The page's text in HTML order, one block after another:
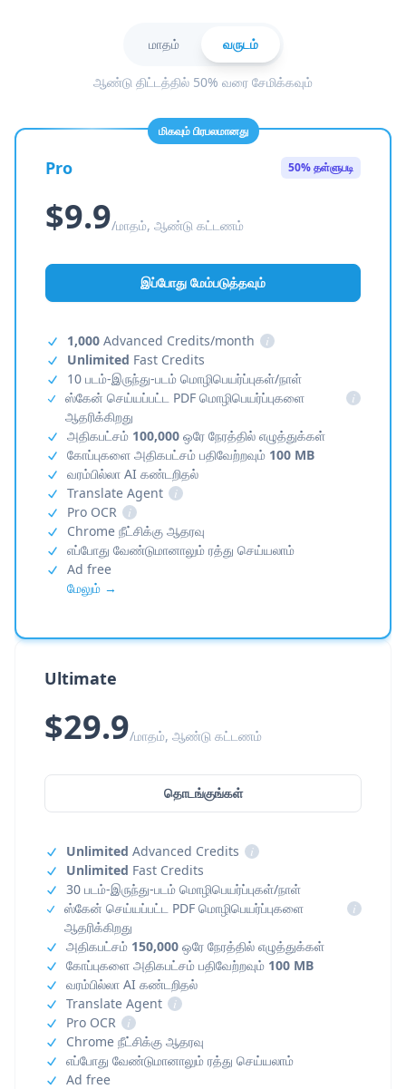
மாதம் வருடம்
ஆண்டு திட்டத்தில் 50% வரை சேமிக்கவும்
மிகவும் பிரபலமானது
Pro 50% தள்ளுபடி
$9.9/மாதம், ஆண்டு கட்டணம்
இப்போது மேம்படுத்தவும்
1,000 Advanced Credits/month
i
Unlimited Fast Credits
10 படம்-இருந்து-படம் மொழிபெயர்ப்புகள்/நாள்
ஸ்கேன் செய்யப்பட்ட PDF மொழிபெயர்ப்புகளை
ஆதரிக்கிறது
i
அதிகபட்சம் 100,000 ஒரே நேரத்தில் எழுத்துக்கள்
கோப்புகளை அதிகபட்சம் பதிவேற்றவும் 100 MB
வரம்பில்லா AI கண்டறிதல்
Translate Agent
i
Pro OCR
i
Chrome நீட்சிக்கு ஆதரவு
எப்போது வேண்டுமானாலும் ரத்து செய்யலாம்
Ad free
மேலும் →
Ultimate
$29.9/மாதம், ஆண்டு கட்டணம்
தொடங்குங்கள்
Unlimited Advanced Credits
i
Unlimited Fast Credits
30 படம்-இருந்து-படம் மொழிபெயர்ப்புகள்/நாள்
ஸ்கேன் செய்யப்பட்ட PDF மொழிபெயர்ப்புகளை
ஆதரிக்கிறது
i
அதிகபட்சம் 150,000 ஒரே நேரத்தில் எழுத்துக்கள்
கோப்புகளை அதிகபட்சம் பதிவேற்றவும் 100 MB
வரம்பில்லா AI கண்டறிதல்
Translate Agent
i
Pro OCR
i
Chrome நீட்சிக்கு ஆதரவு
எப்போது வேண்டுமானாலும் ரத்து செய்யலாம்
Ad free